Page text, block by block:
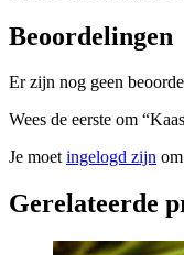
Beoordelingen
Er zijn nog geen
Wees de eerste om
Je moetingelogd zijn
Gerelateerde